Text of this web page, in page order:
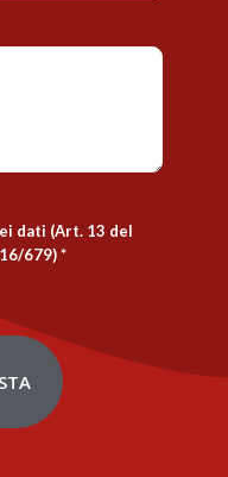
dati (Art. 13 del
679)*